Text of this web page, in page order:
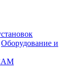
Оборудование и